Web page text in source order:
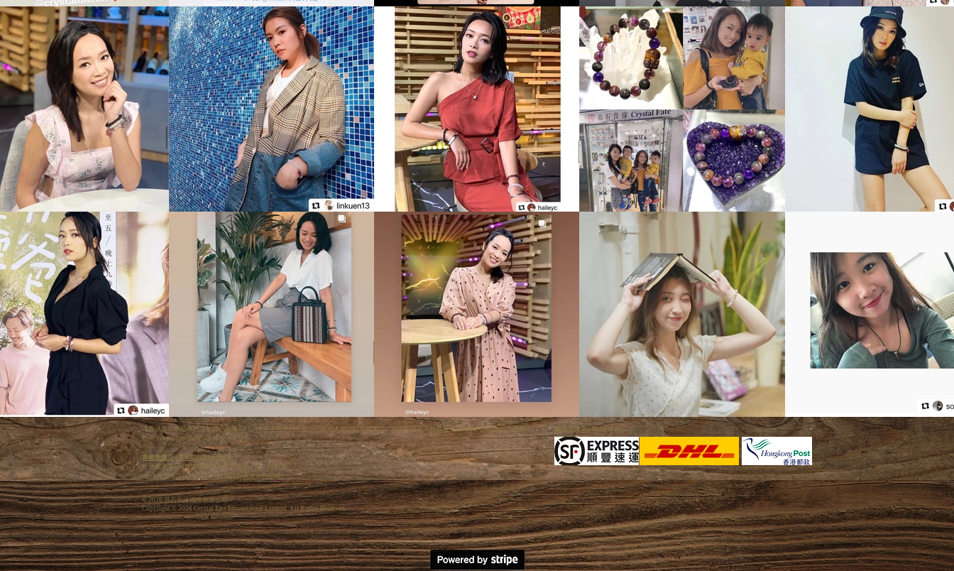
【香港多年水晶專門店】晶石良緣 CF Crystal 主打專利手狐系列與個人化五行客製水晶。提供高品質天然晶石手鏈與原創飾品設計，專業一
對一 WhatsApp 諮詢，支持全球寄送。
香港旗艦店 (需WhatsApp 預約):
旺角彌敦道608號總統商業大廈W商場 2 樓 246 號舖
(近住旺角地鐵E2 出口百老匯戲院對面及商務格離)
物流方式 We Deliver By:
© 2026 晶石良緣國際有限公司
Copyright © 2026 Crystal Fate International Limited. All Rights Reserved.